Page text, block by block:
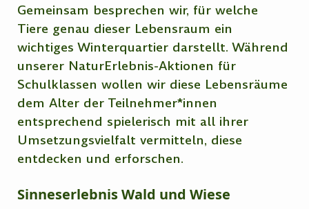
Gemeinsam besprechen wir, für welche
Tiere genau dieser Lebensraum ein
wichtiges Winterquartier darstellt. Während
unserer NaturErlebnis-Aktionen für
Schulklassen wollen wir diese Lebensräume
dem Alter der Teilnehmer*innen
entsprechend spielerisch mit all ihrer
Umsetzungsvielfalt vermitteln, diese
entdecken und erforschen.
Sinneserlebnis Wald und Wiese